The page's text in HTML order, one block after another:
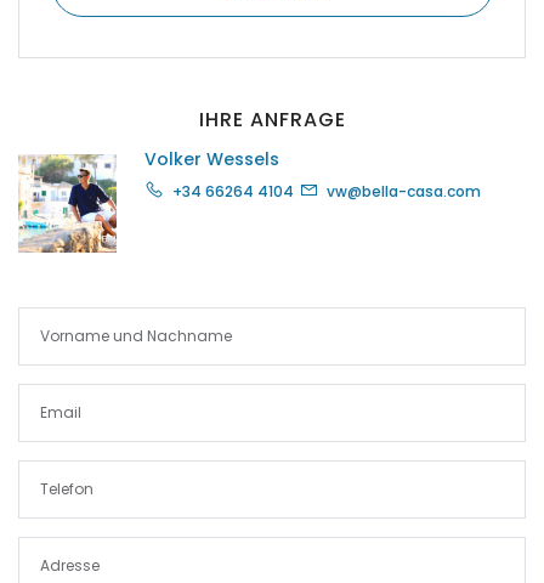
|-Palma de Mallorca
|-Petra
|-Playa de Palma
|-Porreres / Felanitx
|-Port Adriano
IHRE ANFRAGE
Volker Wessels
+34 66264 4104 vw@bella-casa.com